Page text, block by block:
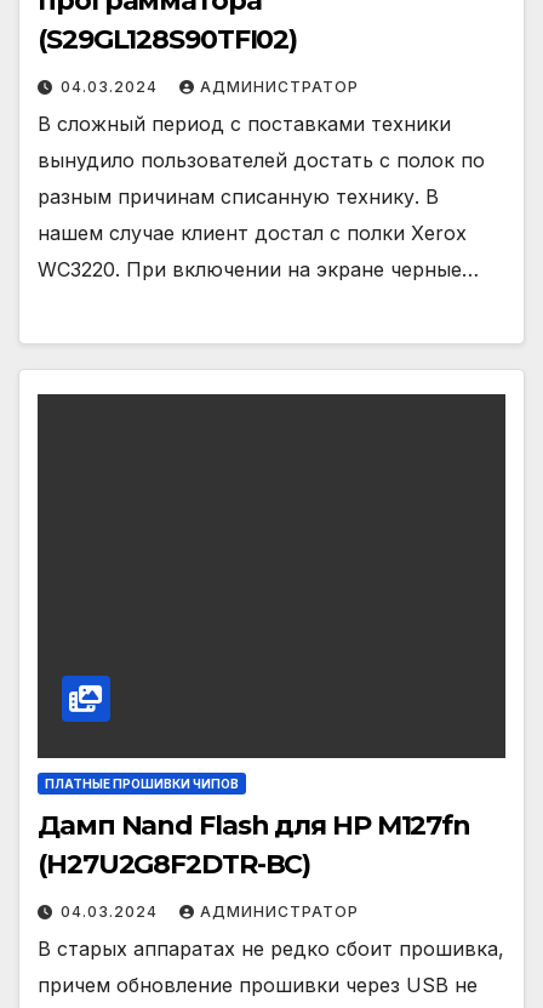
(S29GL128S90TFI02)
04.03.2024 АДМИНИСТРАТОР
В сложный период с поставками техники
вынудило пользователей достать с полок по
разным причинам списанную технику. В
нашем случае клиент достал с полки Xerox
WC3220. При включении на экране черные…
ПЛАТНЫЕ ПРОШИВКИ ЧИПОВ
Дамп Nand Flash для HP M127fn
(H27U2G8F2DTR-BC)
04.03.2024 АДМИНИСТРАТОР
В старых аппаратах не редко сбоит прошивка,
причем обновление прошивки через USB не